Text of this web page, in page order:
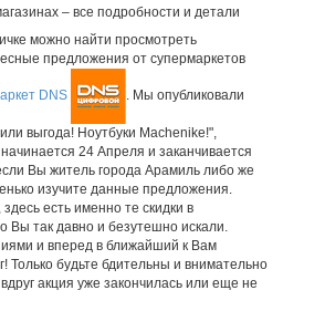
– все подробности и детали
можно найти просмотреть
предложения от супермаркетов
DNS . Мы опубликовали
выгода! Ноутбуки Machenike!",
24 Апреля и заканчивается
Вы житель города Арамиль либо же
изучите данные предложения.
есть именно те скидки в
Вы так давно и безутешно искали.
и вперед в ближайший к Вам
Только будьте бдительны и внимательно
акция уже закончилась или еще не